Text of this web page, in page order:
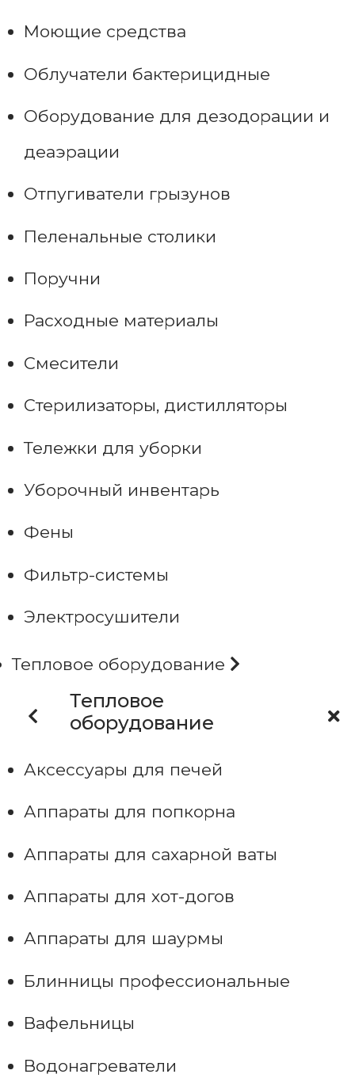
Моющие средства
Облучатели бактерицидные
Оборудование для дезодорации и
деаэрации
Отпугиватели грызунов
Пеленальные столики
Поручни
Расходные материалы
Смесители
Стерилизаторы, дистилляторы
Тележки для уборки
Уборочный инвентарь
Фены
Фильтр-системы
Электросушители
Тепловое оборудование
Тепловое
оборудование
Аксессуары для печей
Аппараты для попкорна
Аппараты для сахарной ваты
Аппараты для хот-догов
Аппараты для шаурмы
Блинницы профессиональные
Вафельницы
Водонагреватели